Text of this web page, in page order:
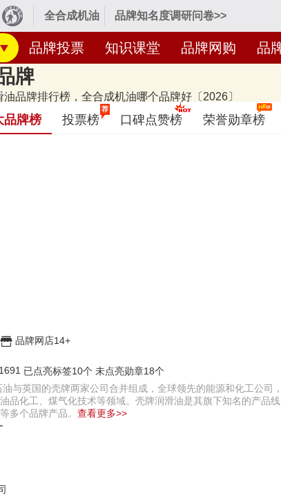
全合成机油 品牌知名度调研问卷>>
品牌投票 知识课堂 品牌网购 品
牌
品牌排行榜，全合成机油哪个品牌好〔2026〕
发布啦！居前十的有：壳牌喜力、美孚1号、
名单的是口碑好或知名度高、有实力的品牌，排名不分先后
品牌榜 投票榜
荐
口碑点赞榜 荣誉勋章榜
品牌网店14+
已点亮标签10个 未点亮勋章18个
与英国的壳牌两家公司合并组成，全球领先的能源和化工公
品化工、煤气化技术等领域。壳牌润滑油是其旗下知名的产品
多个品牌产品。 查看更多>>